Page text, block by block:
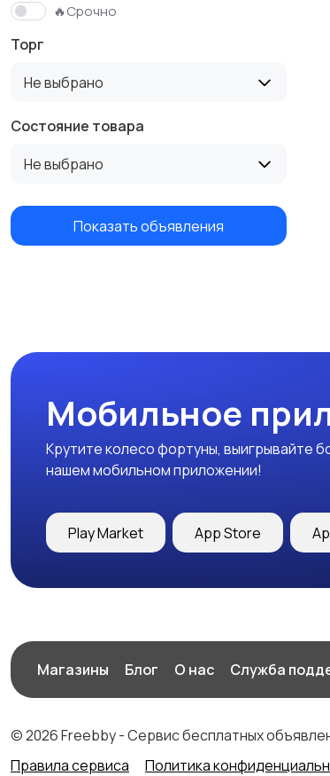
🔥Срочно
Торг
Не выбрано
Состояние товара
Не выбрано
Показать объявления
Мобильное
Крутите колесо фортуны, выигрывайте
нашем мобильном приложении!
Play Market App Store
Магазины Блог О нас Служба
© 2026 Freebby - Сервис бесплатных
Правила сервиса
Политика